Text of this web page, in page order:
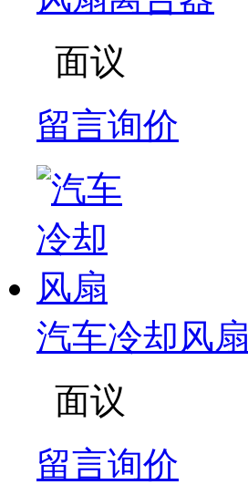
面议
留言询价
汽车冷却风扇
面议
留言询价